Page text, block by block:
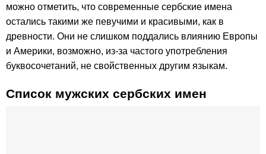
можно отметить, что современные сербские имена
остались такими же певучими и красивыми, как в
древности. Они не слишком поддались влиянию Европы
и Америки, возможно, из-за частого употребления
буквосочетаний, не свойственных другим языкам.
Список мужских сербских имен